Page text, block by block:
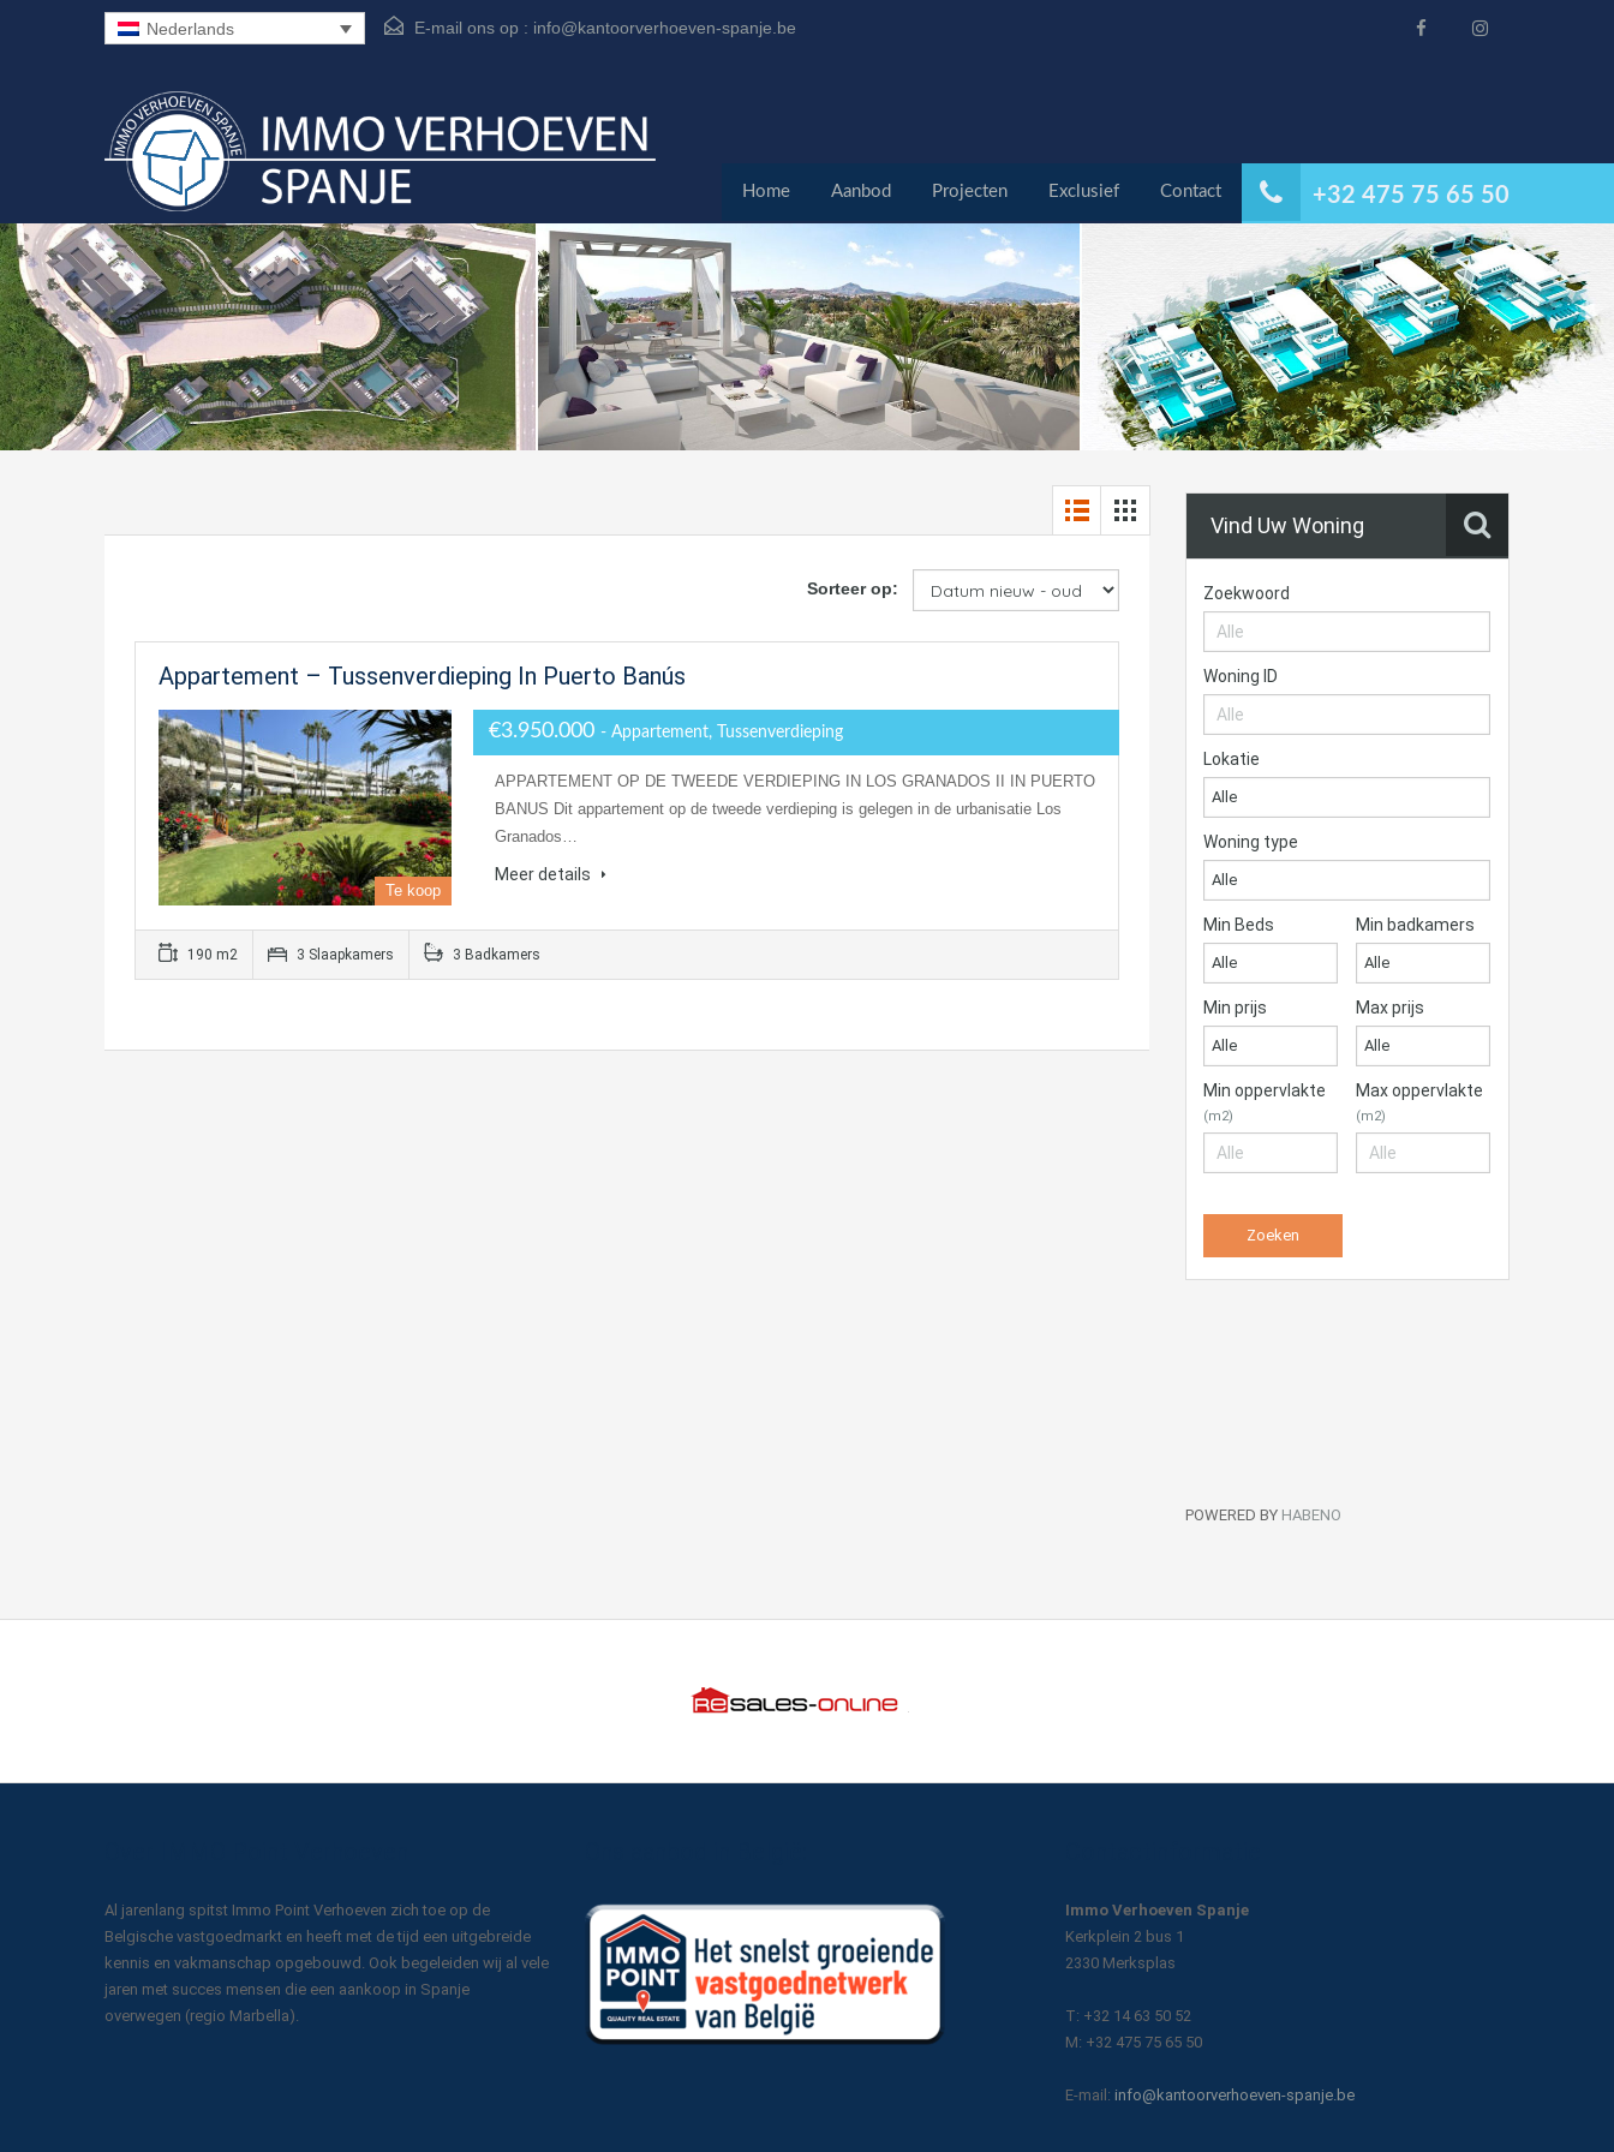
Nederlands E-mail ons op : info@kantoorverhoeven-spanje.be
+32 475 75 65 50
Home Aanbod Projecten Exclusief Contact
Sorteer op:
Appartement – Tussenverdieping In Puerto Banús
Te koop
€3.950.000 - Appartement, Tussenverdieping
APPARTEMENT OP DE TWEEDE VERDIEPING IN LOS GRANADOS II IN PUERTO
BANUS Dit appartement op de tweede verdieping is gelegen in de urbanisatie Los
Granados…
Meer details
190 m2 3 Slaapkamers 3 Badkamers
Vind Uw Woning
Zoekwoord
Woning ID
Lokatie
Alle
Woning type
Alle
Min Beds
Alle
Min badkamers
Alle
Min prijs
Alle
Max prijs
Alle
Min oppervlakte
(m2)
Max oppervlakte
(m2)
POWERED BY HABENO
Al jarenlang spitst Immo Point Verhoeven zich toe op de
Belgische vastgoedmarkt en heeft met de tijd een uitgebreide
kennis en vakmanschap opgebouwd. Ook begeleiden wij al vele
jaren met succes mensen die een aankoop in Spanje
overwegen (regio Marbella).
Immo Verhoeven Spanje
Kerkplein 2 bus 1
2330 Merksplas
T: +32 14 63 50 52
M: +32 475 75 65 50
E-mail: info@kantoorverhoeven-spanje.be